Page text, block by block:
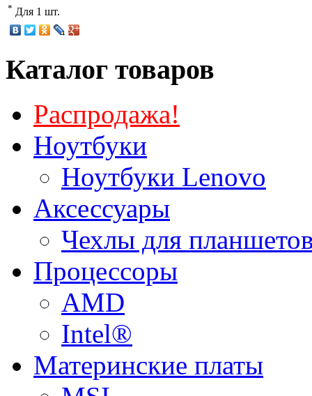
* Для 1 шт.
Каталог товаров
Распродажа!
Ноутбуки
Ноутбуки Lenovo
Аксессуары
Чехлы для
Процессоры
AMD
Intel®
Материнские платы